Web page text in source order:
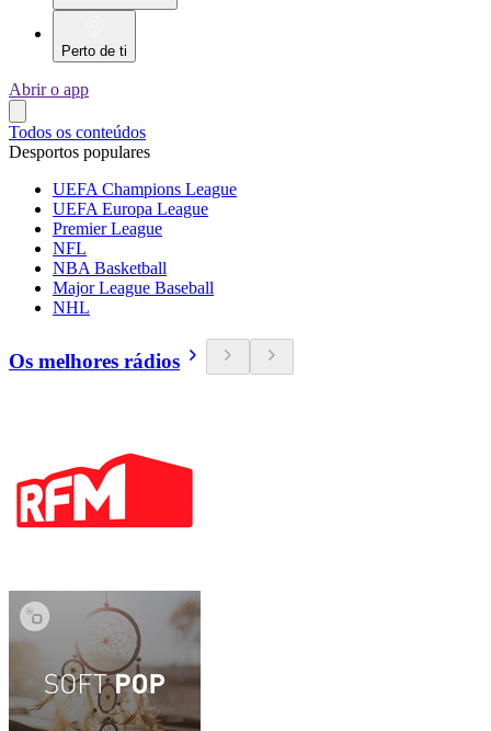
Perto de ti
Abrir o app
Todos os conteúdos
Desportos populares
UEFA Champions League
UEFA Europa League
Premier League
NFL
NBA Basketball
Major League Baseball
NHL
Os melhores rádios